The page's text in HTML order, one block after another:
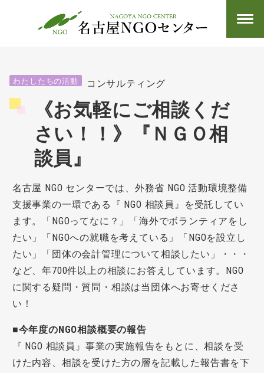
わたしたちの活動 コンサルティング
《お気軽にご相談くだ
さい！！》『ＮＧＯ相
談員』
名古屋 NGO センターでは、外務省 NGO活動環境整備
支援事業の一環である『 NGO 相談員』を受託してい
ます。「NGOってなに？」「海外でボランティアをし
たい」「NGOへの就職を考えている」「NGOを設立し
たい」「団体の会計管理について相談したい」・・・
など、年700件以上の相談にお答えしています。NGO
に関する疑問・質問・相談は当団体へお寄せくださ
い！
■今年度のNGO相談概要の報告
『 NGO 相談員』事業の実施報告をもとに、相談を受
けた内容、相談を受けた方の層を記載した報告書を下